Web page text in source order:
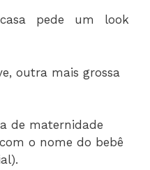
pede um look
outra mais grossa
de maternidade
o nome do bebê